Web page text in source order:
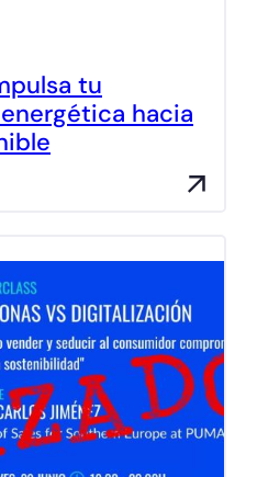
tu
hacia